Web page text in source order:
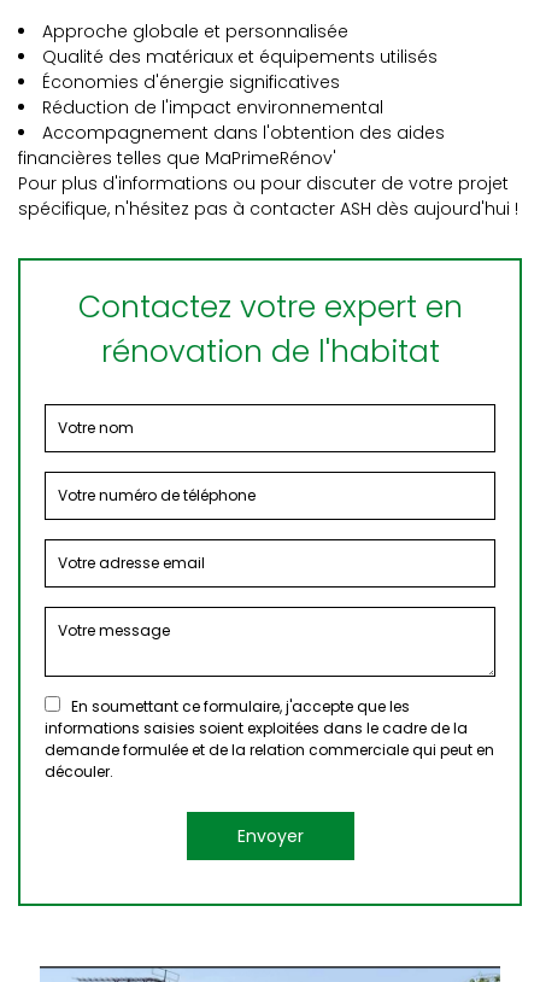
Approche globale et personnalisée
Qualité des matériaux et équipements utilisés
Économies d'énergie significatives
Réduction de l'impact environnemental
Accompagnement dans l'obtention des aides
financières telles que MaPrimeRénov'
Pour plus d'informations ou pour discuter de votre projet
spécifique, n'hésitez pas à contacter ASH dès aujourd'hui !
Contactez votre expert en
rénovation de l'habitat
En soumettant ce formulaire, j'accepte que les
informations saisies soient exploitées dans le cadre de la
demande formulée et de la relation commerciale qui peut en
découler.